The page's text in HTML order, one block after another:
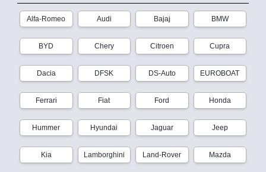
Alfa-Romeo Audi Bajaj BMW
BYD Chery Citroen Cupra
Dacia DFSK DS-Auto EUROBOAT
Ferrari Fiat Ford Honda
Hummer Hyundai Jaguar Jeep
Kia Lamborghini Land-Rover Mazda